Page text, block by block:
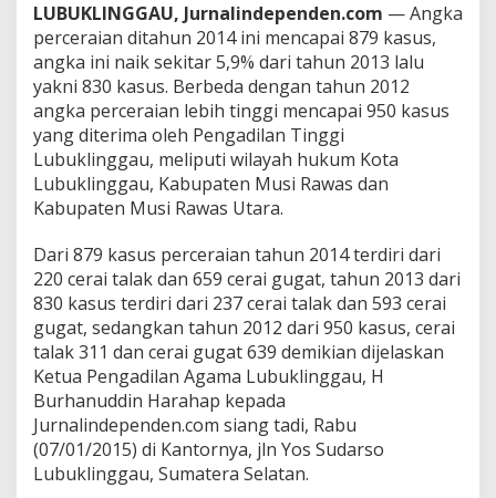
i
a
n
d
i
P
A
L
u
b
k
l
i
n
g
g
u
2
0
1
4
M
LUBUKLINGGAU, Jurnalindependen.com — Angka
perceraian ditahun 2014 ini mencapai 879 kasus,
angka ini naik sekitar 5,9% dari tahun 2013 lalu
yakni 830 kasus. Berbeda dengan tahun 2012
angka perceraian lebih tinggi mencapai 950 kasus
yang diterima oleh Pengadilan Tinggi
Lubuklinggau, meliputi wilayah hukum Kota
Lubuklinggau, Kabupaten Musi Rawas dan
Kabupaten Musi Rawas Utara.
Dari 879 kasus perceraian tahun 2014 terdiri dari
220 cerai talak dan 659 cerai gugat, tahun 2013 dari
830 kasus terdiri dari 237 cerai talak dan 593 cerai
gugat, sedangkan tahun 2012 dari 950 kasus, cerai
talak 311 dan cerai gugat 639 demikian dijelaskan
Ketua Pengadilan Agama Lubuklinggau, H
Burhanuddin Harahap kepada
Jurnalindependen.com siang tadi, Rabu
(07/01/2015) di Kantornya, jln Yos Sudarso
Lubuklinggau, Sumatera Selatan.